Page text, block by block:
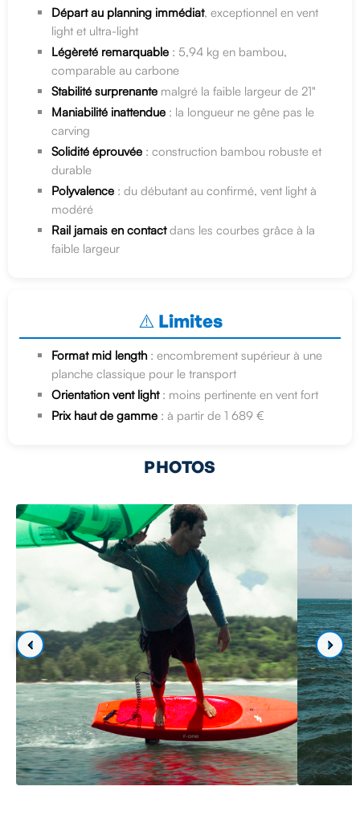
Départ au planning immédiat, exceptionnel en vent
light et ultra-light
Légèreté remarquable : 5,94 kg en bambou,
comparable au carbone
Stabilité surprenante malgré la faible largeur de 21"
Maniabilité inattendue : la longueur ne gêne pas le
carving
Solidité éprouvée : construction bambou robuste et
durable
Polyvalence : du débutant au confirmé, vent light à
modéré
Rail jamais en contactdans les courbes grâce à la
faible largeur
⚠️ Limites
Format mid length : encombrement supérieur à une
planche classique pour le transport
Orientation vent light: moins pertinente en vent fort
Prix haut de gamme : à partir de 1 689 €
PHOTOS